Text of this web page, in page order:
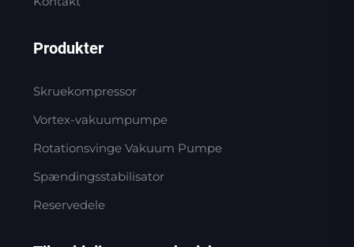
Produkter
Skruekompressor
Vortex-vakuumpumpe
Rotationsvinge Vakuum Pumpe
Spændingsstabilisator
Reservedele